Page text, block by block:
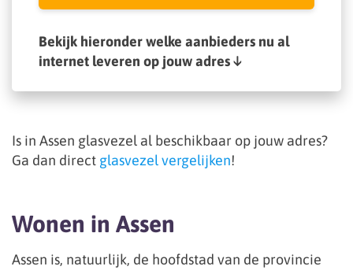
Bekijk hieronder welke aanbieders nu al
internet leveren op jouw adres ↓
Is in Assen glasvezel al beschikbaar op jouw adres?
Ga dan direct glasvezel vergelijken!
Wonen in Assen
Assen is, natuurlijk, de hoofdstad van de provincie